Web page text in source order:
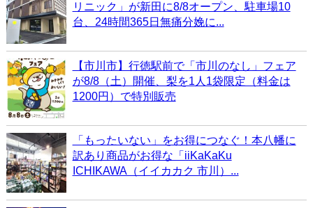
リニック」が新田に8/8オープン、駐車場10
台、24時間365日無痛分娩に...
【市川市】行徳駅前で「市川のなし」フェア
が8/8（土）開催、梨を1人1袋限定（料金は
1200円）で特別販売
「もったいない」をお得につなぐ！本八幡に
訳あり商品がお得な「iiKaKaKu
ICHIKAWA（イイカカク 市川）...